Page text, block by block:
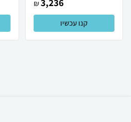
3,236
₪
קנו עכשיו